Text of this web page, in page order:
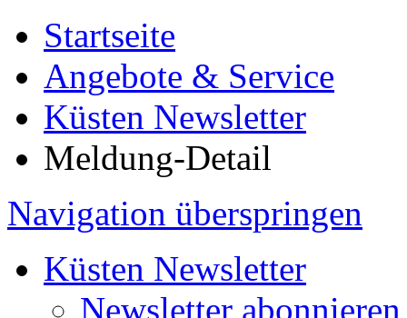
Startseite
Angebote & Service
Küsten Newsletter
Meldung-Detail
Navigation überspringen
Küsten Newsletter
Newsletter abonnieren